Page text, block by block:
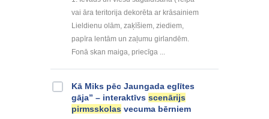
vai āra teritorija dekorēta ar krāsainiem
Lieldienu olām, zaķīšiem, ziediem,
papīra lentām un zaļumu girlandēm.
Fonā skan maiga, priecīga ...
Kā Miks pēc Jaungada eglītes
gāja” – interaktīvs scenārijs
pirmsskolas vecuma bērniem